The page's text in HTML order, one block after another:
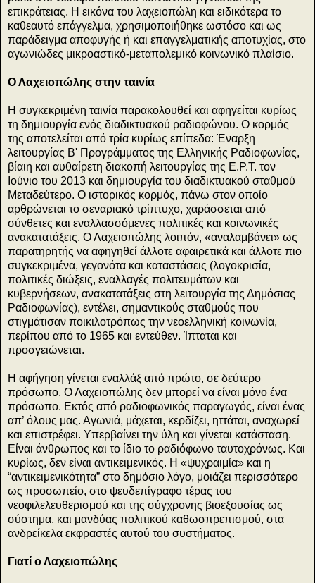
επικράτειας. Η εικόνα του λαχειοπώλη και ειδικότερα το
καθεαυτό επάγγελμα, χρησιμοποιήθηκε ωστόσο και ως
παράδειγμα αποφυγής ή και επαγγελματικής αποτυχίας, στο
αγωνιώδες μικροαστικό-μεταπολεμικό κοινωνικό πλαίσιο.
Ο Λαχειοπώλης στην ταινία
Η συγκεκριμένη ταινία παρακολουθεί και αφηγείται κυρίως
τη δημιουργία ενός διαδικτυακού ραδιοφώνου. Ο κορμός
της αποτελείται από τρία κυρίως επίπεδα: Έναρξη
λειτουργίας Β' Προγράμματος της Ελληνικής Ραδιοφωνίας,
βίαιη και αυθαίρετη διακοπή λειτουργίας της Ε.Ρ.Τ. τον
Ιούνιο του 2013 και δημιουργία του διαδικτυακού σταθμού
Μεταδεύτερο. Ο ιστορικός κορμός, πάνω στον οποίο
αρθρώνεται το σεναριακό τρίπτυχο, χαράσσεται από
σύνθετες και εναλλασσόμενες πολιτικές και κοινωνικές
ανακατατάξεις. Ο Λαχειοπώλης λοιπόν, «αναλαμβάνει» ως
παρατηρητής να αφηγηθεί άλλοτε αφαιρετικά και άλλοτε πιο
συγκεκριμένα, γεγονότα και καταστάσεις (λογοκρισία,
πολιτικές διώξεις, εναλλαγές πολιτευμάτων και
κυβερνήσεων, ανακατατάξεις στη λειτουργία της Δημόσιας
Ραδιοφωνίας), εντέλει, σημαντικούς σταθμούς που
στιγμάτισαν ποικιλοτρόπως την νεοελληνική κοινωνία,
περίπου από το 1965 και εντεύθεν. Ίπταται και
προσγειώνεται.
Η αφήγηση γίνεται εναλλάξ από πρώτο, σε δεύτερο
πρόσωπο. Ο Λαχειοπώλης δεν μπορεί να είναι μόνο ένα
πρόσωπο. Εκτός από ραδιοφωνικός παραγωγός, είναι ένας
απ’ όλους μας. Αγωνιά, μάχεται, κερδίζει, ηττάται, αναχωρεί
και επιστρέφει. Υπερβαίνει την ύλη και γίνεται κατάσταση.
Είναι άνθρωπος και το ίδιο το ραδιόφωνο ταυτοχρόνως. Και
κυρίως, δεν είναι αντικειμενικός. Η «ψυχραιμία» και η
“αντικειμενικότητα” στο δημόσιο λόγο, μοιάζει περισσότερο
ως προσωπείο, στο ψευδεπίγραφο τέρας του
νεοφιλελευθερισμού και της σύγχρονης βιοεξουσίας ως
σύστημα, και μανδύας πολιτικού καθωσπρεπισμού, στα
ανδρείκελα εκφραστές αυτού του συστήματος.
Γιατί ο Λαχειοπώλης